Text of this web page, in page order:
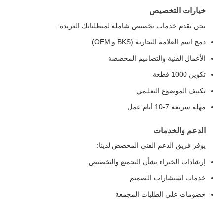
خيارات التخصيص
نحن نقدم خدمات تخصيص شاملة لمتطلباتك الفريدة:
دمج اسم العلامة التجارية (BKS و OEM)
الأعمال الفنية والتصاميم المخصصة
تكوين 1000 قطعة
تكييف الموضوع التعليمي
مهلة سريعة 7-10 أيام عمل
الدعم والخدمات
يوفر فريق الدعم الفني المخصص لدينا:
إرشادات الخبراء بشأن التجميع والتخصيص
خدمات استشارات التصميم
خصومات على الطلبات المجمعة